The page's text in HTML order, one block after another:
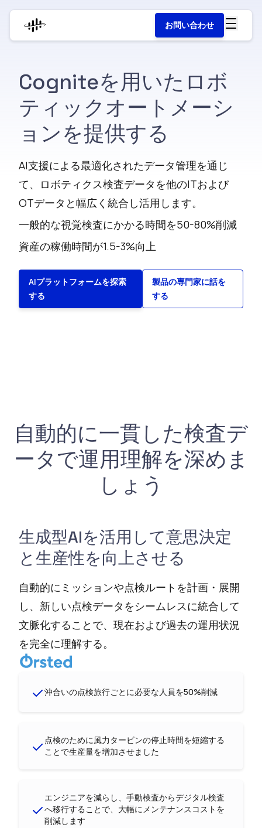
お問い合わせ
Cogniteを用いたロボ
ティックオートメーシ
ョンを提供する
AI支援による最適化されたデータ管理を通じ
て、ロボティクス検査データを他のITおよび
OTデータと幅広く統合し活用します。
一般的な視覚検査にかかる時間を50-80%削減
資産の稼働時間が1.5-3%向上
AIプラットフォームを探索
する
製品の専門家に話を
する
自動的に一貫した検査デ
ータで運用理解を深めま
しょう
生成型AIを活用して意思決定
と生産性を向上させる
自動的にミッションや点検ルートを計画・展開
し、新しい点検データをシームレスに統合して
文脈化することで、現在および過去の運用状況
を完全に理解する。
沖合いの点検旅行ごとに必要な人員を50%削減
点検のために風力タービンの停止時間を短縮する
ことで生産量を増加させました
エンジニアを減らし、手動検査からデジタル検査
へ移行することで、大幅にメンテナンスコストを
削減します